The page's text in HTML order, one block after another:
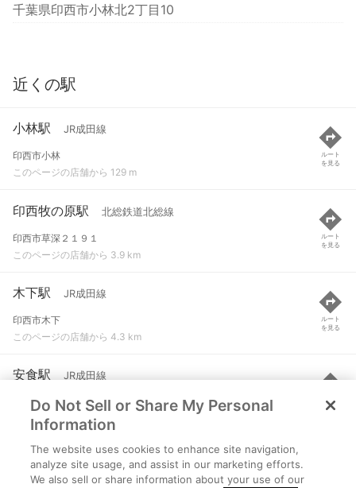
千葉県印西市小林北2丁目10
近くの駅
小林駅 JR成田線
印西市小林
このページの店舗から 129 m
ルート
を見る
印西牧の原駅 北総鉄道北総線
印西市草深２１９１
このページの店舗から 3.9 km
ルート
を見る
木下駅 JR成田線
印西市木下
このページの店舗から 4.3 km
ルート
を見る
安食駅 JR成田線
印旛郡栄町安食
このページの店舗から 4.3 km
ルート
を見る
印旛日本医大駅 成田スカイアクセス など
千葉県印西市若萩一丁目1
Do Not Sell or Share My Personal
Information
The website uses cookies to enhance site navigation,
analyze site usage, and assist in our marketing efforts.
We also sell or share information about your use of our